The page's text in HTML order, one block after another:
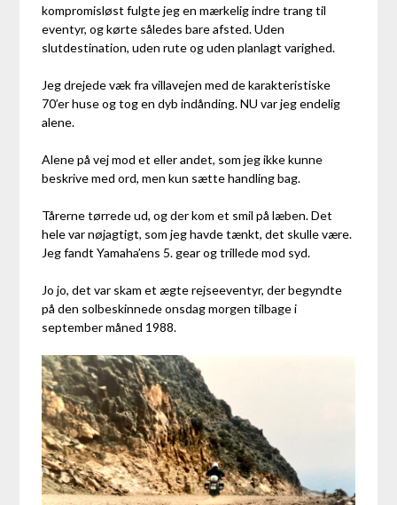
kompromisløst fulgte jeg en mærkelig indre trang til
eventyr, og kørte således bare afsted. Uden
slutdestination, uden rute og uden planlagt varighed.
Jeg drejede væk fra villavejen med de karakteristiske
70’er huse og tog en dyb indånding. NU var jeg endelig
alene.
Alene på vej mod et eller andet, som jeg ikke kunne
beskrive med ord, men kun sætte handling bag.
Tårerne tørrede ud, og der kom et smil på læben. Det
hele var nøjagtigt, som jeg havde tænkt, det skulle være.
Jeg fandt Yamaha’ens 5. gear og trillede mod syd.
Jo jo, det var skam et ægte rejseeventyr, der begyndte
på den solbeskinnede onsdag morgen tilbage i
september måned 1988.